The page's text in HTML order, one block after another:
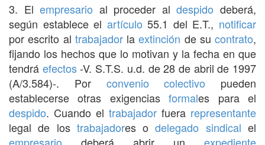
3. Elempresario al proceder aldespido deberá,
según establece el artículo 55.1 del E.T., notificar
por escrito al trabajadorlaextinción de su contrato,
fijando los hechos que lo motivan y la fecha en que
tendrá efectos-V. S.T.S. u.d. de 28 de abril de 1997
(A/3.584)-. Por convenio colectivo pueden
establecerse otras exigenciasformales para el
despido. Cuando el trabajador fuera representante
legal de los trabajadores odelegado sindical el
empresario deberá abrir un expediente